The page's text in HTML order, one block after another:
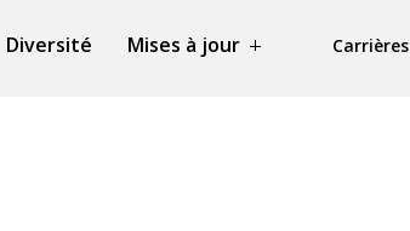
Diversité Mises à jour Carrières